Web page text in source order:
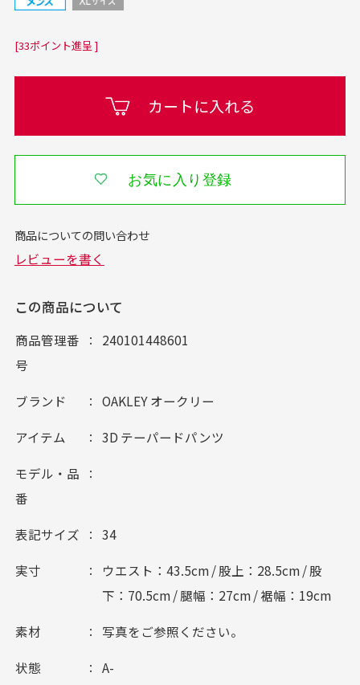
[33ポイント進呈 ]
カートに入れる
お気に入り登録
この商品について
商品管理番
号
240101448601
ブランド OAKLEY オークリー
アイテム 3D テーパードパンツ
モデル・品
番
表記サイズ 34
実寸
ウエスト：43.5cm / 股上：28.5cm / 股
下：70.5cm / 腿幅：27cm / 裾幅：19cm
素材 写真をご参照ください。
状態 A-